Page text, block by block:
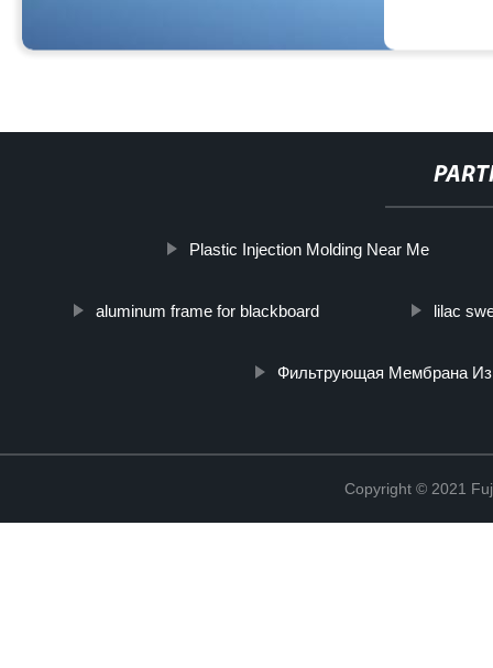
Plastic Injection Molding Near Me
aluminum frame for blackboard lilac
Фильтрующая Мембрана
Copyright © 2021